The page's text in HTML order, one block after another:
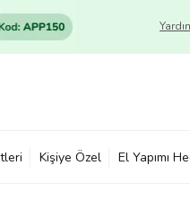
Kişiye Özel El Yapımı